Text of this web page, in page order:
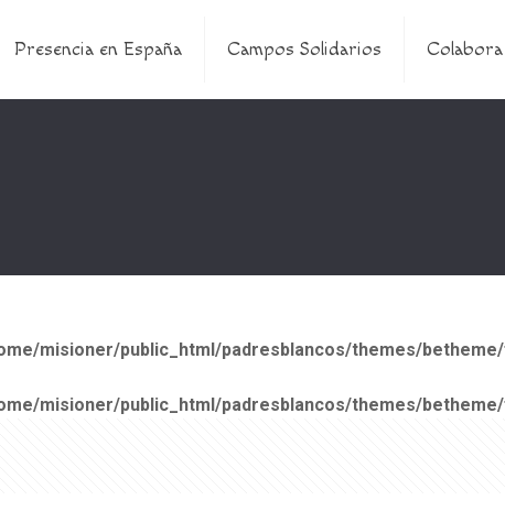
Presencia en España Campos Solidarios Colabora
misioner/public_html/padresblancos/themes/
misioner/public_html/padresblancos/themes/